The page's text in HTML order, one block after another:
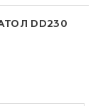
DD230